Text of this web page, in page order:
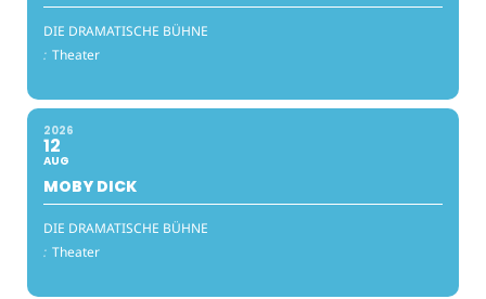
DIE DRAMATISCHE BÜHNE
: Theater
2026
12
AUG
MOBY DICK
DIE DRAMATISCHE BÜHNE
: Theater